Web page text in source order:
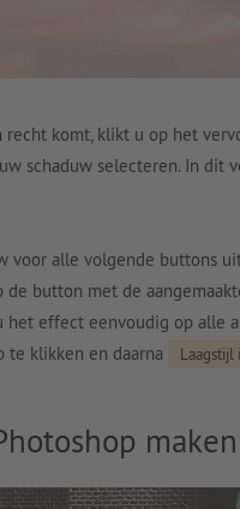
komt, klikt u op het
schaduw selecteren. In dit
alle volgende buttons
button met de
het effect eenvoudig op alle
te klikken en daarna
Laagstijl
maken